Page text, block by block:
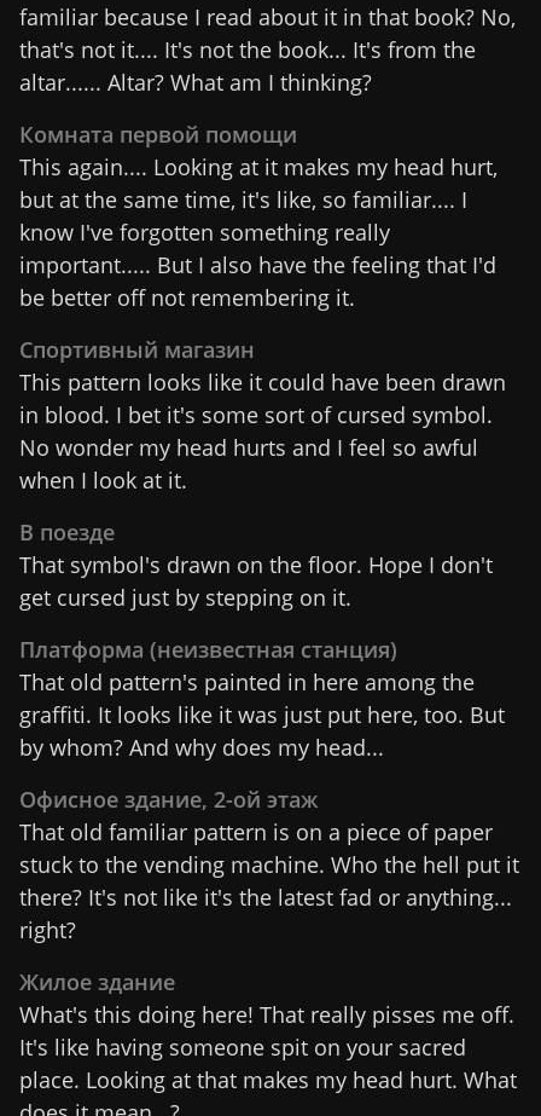
familiar because I read about it in that book? No,
that's not it.... It's not the book... It's from the
altar...... Altar? What am I thinking?
Комната первой помощи
This again.... Looking at it makes my head hurt,
but at the same time, it's like, so familiar.... I
know I've forgotten something really
important..... But I also have the feeling that I'd
be better off not remembering it.
Спортивный магазин
This pattern looks like it could have been drawn
in blood. I bet it's some sort of cursed symbol.
No wonder my head hurts and I feel so awful
when I look at it.
В поезде
That symbol's drawn on the floor. Hope I don't
get cursed just by stepping on it.
Платформа (неизвестная станция)
That old pattern's painted in here among the
graffiti. It looks like it was just put here, too. But
by whom? And why does my head...
Офисное здание, 2-ой этаж
That old familiar pattern is on a piece of paper
stuck to the vending machine. Who the hell put it
there? It's not like it's the latest fad or anything...
right?
Жилое здание
What's this doing here! That really pisses me off.
It's like having someone spit on your sacred
place. Looking at that makes my head hurt. What